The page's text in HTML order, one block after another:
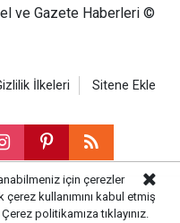
ve Gazete Haberleri ©
İlkeleri Sitene Ekle
için çerezler
çerez kullanımını kabul etmiş
Çerez politikamıza tıklayınız.